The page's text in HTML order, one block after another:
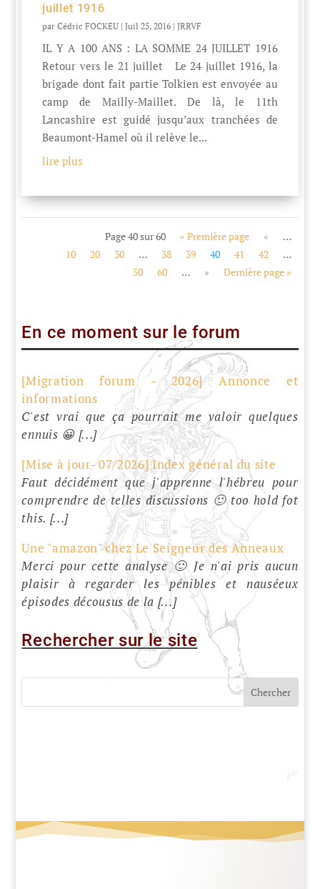
juillet 1916
parCédric FOCKEU |Juil 25, 2016 |JRRVF
IL Y A 100 ANS : LA SOMME 24 JUILLET 1916
Retour vers le 21 juillet Le 24 juillet 1916, la
brigade dont fait partie Tolkien est envoyée au
camp de Mailly-Maillet. De là, le 11th
Lancashire est guidé jusqu’aux tranchées de
Beaumont-Hamel où il relève le...
lire plus
Page 40 sur 60 « Première page «
…
10
20 30 … 38 39 40 41 42
…
50
60 … » Dernière page »
En ce moment sur le forum
[Migration forum - 2026] Annonce et
informations
C'est vrai que ça pourrait me valoir quelques
ennuis 😀 [...]
[Mise à jour- 07/2026] Index général du site
Faut décidément que j'apprenne l'hébreu pour
comprendre de telles discussions 🙂 too hold fot
this. [...]
Une "amazon" chez Le Seigneur des Anneaux
Merci pour cette analyse 🙂 Je n'ai pris aucun
plaisir à regarder les pénibles et nauséeux
épisodes décousus de la [...]
Rechercher sur le site